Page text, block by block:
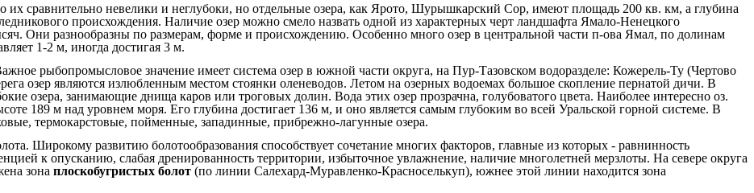
их сравнительно невелики и неглубоки, но отдельные озера, как Ярото, Шурышкарский Сор, имеют площадь 200 кв. км, а глубина
происхождения. Наличие озер можно смело назвать одной из характерных черт ландшафта Ямало-Ненецкого
Они разнообразны по размерам, форме и происхождению. Особенно много озер в центральной части п-ова Ямал, по долинам
1-2 м, иногда достигая 3 м.
рыбопромысловое значение имеет система озер в южной части округа, на Пур-Тазовском водоразделе: Кожерель-Ту (Чертово
озер являются излюбленным местом стоянки оленеводов. Летом на озерных водоемах большое скопление пернатой дичи. В
озера, занимающие днища каров или троговых долин. Вода этих озер прозрачна, голубоватого цвета. Наиболее интересно оз.
189 м над уровнем моря. Его глубина достигает 136 м, и оно является самым глубоким во всей Уральской горной системе. В
термокарстовые, пойменные, западинные, прибрежно-лагунные озера.
Широкому развитию болотообразования способствует сочетание многих факторов, главные из которых - равнинность
к опусканию, слабая дренированность территории, избыточное увлажнение, наличие многолетней мерзлоты. На севере округа
зона плоскобугристых болот (по линии Салехард-Муравленко-Красноселькуп), южнее этой линии находится зона